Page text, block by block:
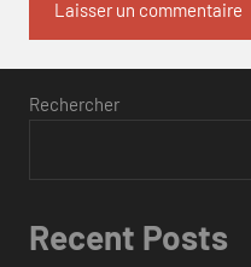
Rechercher
Recent Posts